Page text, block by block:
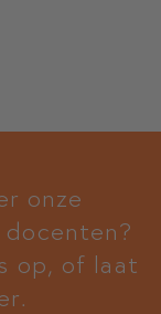
onze
op, of laat